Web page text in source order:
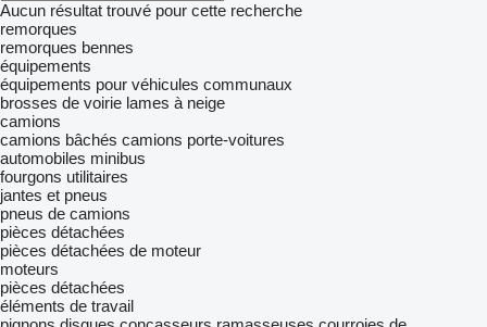
Aucun résultat trouvé pour cette recherche
remorques
remorques bennes
équipements
équipements pour véhicules communaux
brosses de voirie lames à neige
camions
camions bâchés camions porte-voitures
automobiles minibus
fourgons utilitaires
jantes et pneus
pneus de camions
pièces détachées
pièces détachées de moteur
moteurs
pièces détachées
éléments de travail